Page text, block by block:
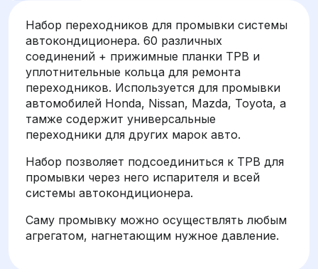
Набор переходников для промывки системы
автокондиционера. 60 различных
соединений + прижимные планки ТРВ и
уплотнительные кольца для ремонта
переходников. Используется для промывки
автомобилей Honda, Nissan, Mazda, Toyota, а
тамже содержит универсальные
переходники для других марок авто.
Набор позволяет подсоединиться к ТРВ для
промывки через него испарителя и всей
системы автокондиционера.
Саму промывку можно осуществлять любым
агрегатом, нагнетающим нужное давление.